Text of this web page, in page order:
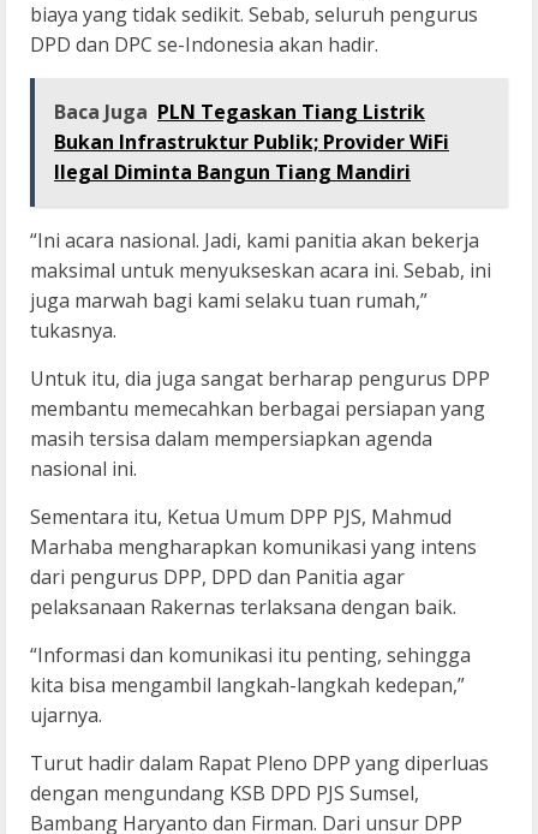
biaya yang tidak sedikit. Sebab, seluruh pengurus
DPD dan DPC se-Indonesia akan hadir.
Baca Juga PLN Tegaskan Tiang Listrik
Bukan Infrastruktur Publik; Provider WiFi
Ilegal Diminta Bangun Tiang Mandiri
“Ini acara nasional. Jadi, kami panitia akan bekerja
maksimal untuk menyukseskan acara ini. Sebab, ini
juga marwah bagi kami selaku tuan rumah,”
tukasnya.
Untuk itu, dia juga sangat berharap pengurus DPP
membantu memecahkan berbagai persiapan yang
masih tersisa dalam mempersiapkan agenda
nasional ini.
Sementara itu, Ketua Umum DPP PJS, Mahmud
Marhaba mengharapkan komunikasi yang intens
dari pengurus DPP, DPD dan Panitia agar
pelaksanaan Rakernas terlaksana dengan baik.
“Informasi dan komunikasi itu penting, sehingga
kita bisa mengambil langkah-langkah kedepan,”
ujarnya.
Turut hadir dalam Rapat Pleno DPP yang diperluas
dengan mengundang KSB DPD PJS Sumsel,
Bambang Haryanto dan Firman. Dari unsur DPP